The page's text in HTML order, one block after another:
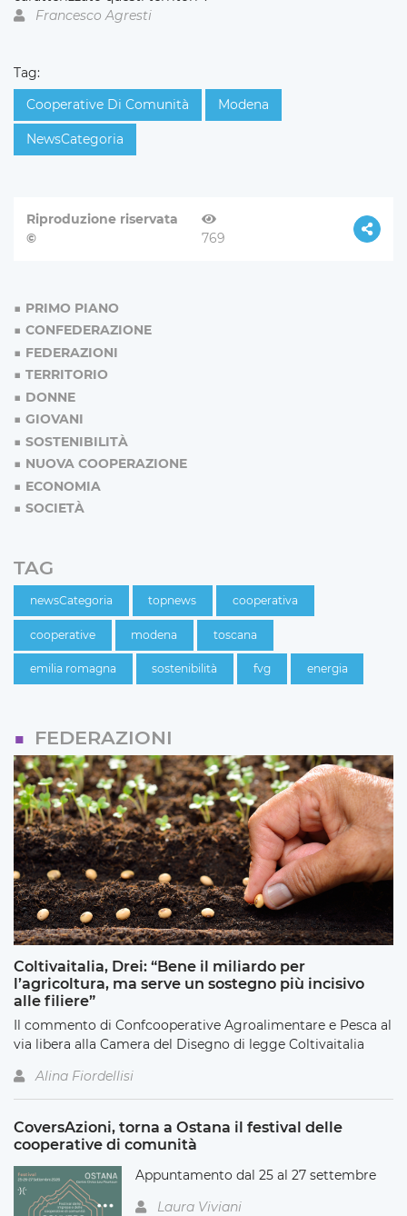
Francesco Agresti
Tag:
Cooperative Di Comunità
Modena
NewsCategoria
Riproduzione riservata
©
769
PRIMO PIANO
CONFEDERAZIONE
FEDERAZIONI
TERRITORIO
DONNE
GIOVANI
SOSTENIBILITÀ
NUOVA COOPERAZIONE
ECONOMIA
SOCIETÀ
TAG
newsCategoria topnews cooperativa
cooperative modena toscana
emilia romagna sostenibilità fvg energia
FEDERAZIONI
Coltivaitalia, Drei: “Bene il miliardo per
l’agricoltura, ma serve un sostegno più incisivo
alle filiere”
Il commento di Confcooperative Agroalimentare e Pesca al
via libera alla Camera del Disegno di legge Coltivaitalia
Alina Fiordellisi
CoversAzioni, torna a Ostana il festival delle
cooperative di comunità
Appuntamento dal 25 al 27 settembre
Laura Viviani